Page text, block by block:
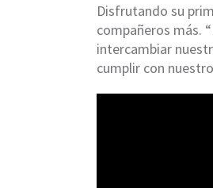
Disfrutando su
compañeros más.
intercambiar
cumplir con